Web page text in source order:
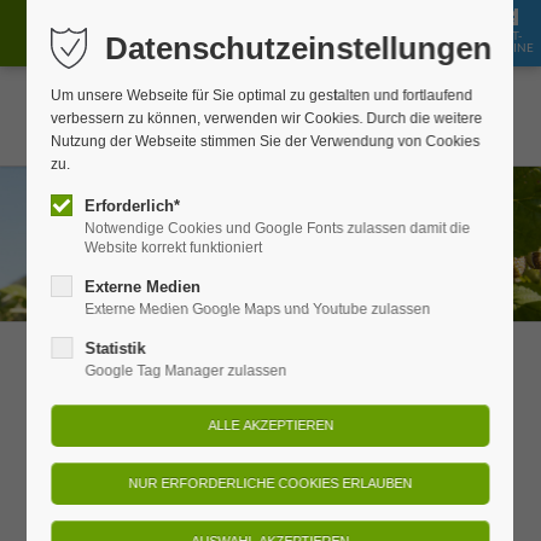
Datenschutzeinstellungen
Um unsere Webseite für Sie optimal zu gestalten und fortlaufend
verbessern zu können, verwenden wir Cookies. Durch die weitere
Nutzung der Webseite stimmen Sie der Verwendung von Cookies
zu.
Erforderlich*
Notwendige Cookies und Google Fonts zulassen damit die
Website korrekt funktioniert
Externe Medien
Externe Medien Google Maps und Youtube zulassen
Statistik
Google Tag Manager zulassen
JOBS BUCHEN
GUT-
SCHEINE
BIO
Bio bei Speisen und Getränken –
Ökostrom im gesamten Refugium –
Gesund Schlafen